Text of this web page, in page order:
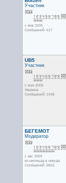
Участник
с янв 2005
Сообщений: 617
UB5
Участник
с мая 2005
Украина
Сообщений: 1439
БЕГЕМОТ
Модератор
с авг 2004
из ниоткуда в никуда
Сообщений: 9653